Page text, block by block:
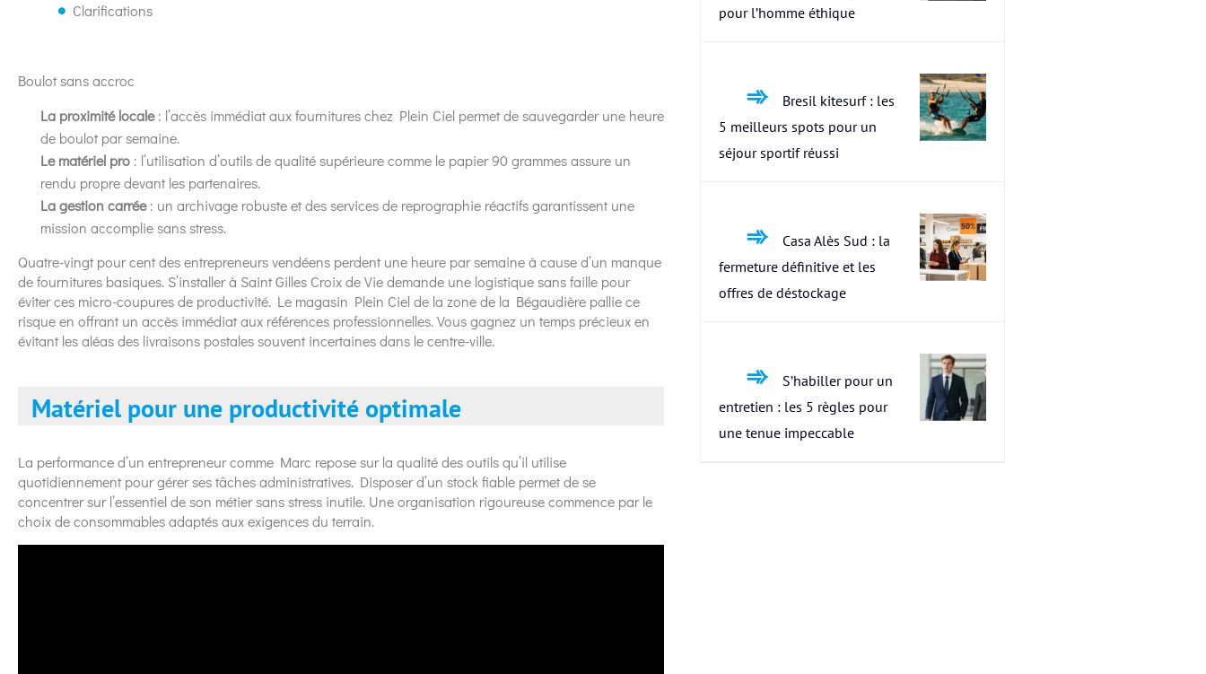
Clarifications
Boulot sans accroc
La proximité locale: l’accès immédiat aux fournitures chez Plein Ciel permet de sauvegarder une heure
de boulot par semaine.
Le matériel pro : l’utilisation d’outils de qualité supérieure comme le papier 90 grammes assure un
rendu propre devant les partenaires.
La gestion carrée: un archivage robuste et des services de reprographie réactifs garantissent une
mission accomplie sans stress.
Quatre-vingt pour cent des entrepreneurs vendéens perdent une heure par semaine à cause d’un manque
de fournitures basiques. S’installer à Saint Gilles Croix de Vie demande une logistique sans faille pour
éviter ces micro-coupures de productivité. Le magasin Plein Ciel de la zone de la Bégaudière pallie ce
risque en offrant un accès immédiat aux références professionnelles. Vous gagnez un temps précieux en
évitant les aléas des livraisons postales souvent incertaines dans le centre-ville.
Matériel pour une productivité optimale
La performance d’un entrepreneur comme Marc repose sur la qualité des outils qu’il utilise
quotidiennement pour gérer ses tâches administratives. Disposer d’un stock fiable permet de se
concentrer sur l’essentiel de son métier sans stress inutile. Une organisation rigoureuse commence par le
choix de consommables adaptés aux exigences du terrain.
pour l’homme éthique
Bresil kitesurf : les
5 meilleurs spots pour un
séjour sportif réussi
Casa Alès Sud : la
fermeture définitive et les
offres de déstockage
S’habiller pour un
entretien : les 5 règles pour
une tenue impeccable